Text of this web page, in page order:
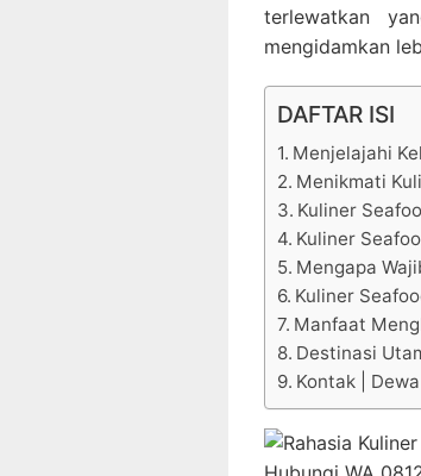
terlewatkan
mengidamkan
DAFTAR ISI
Menjelajahi
Menikmati
Kuliner
Kuliner
Mengapa
Kuliner
Manfaat
Destinasi
Kontak |